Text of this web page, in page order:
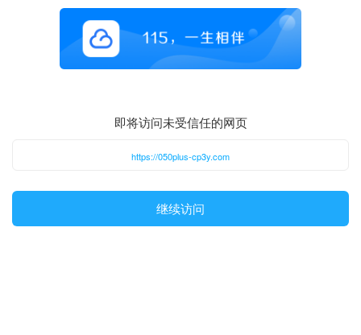
即将访问未受信任的网页
https://050plus-cp3y.com
继续访问